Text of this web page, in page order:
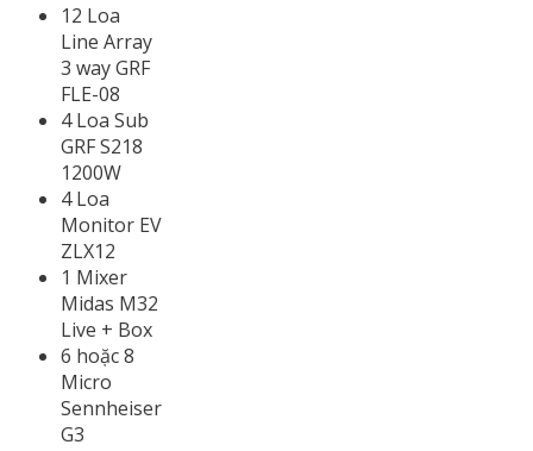
12 Loa
Line Array
3 way GRF
FLE-08
4 Loa Sub
GRF S218
1200W
4 Loa
Monitor EV
ZLX12
1 Mixer
Midas M32
Live + Box
6 hoặc 8
Micro
Sennheiser
G3